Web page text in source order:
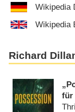
Wikipedia
Wikipedia
Richard
für